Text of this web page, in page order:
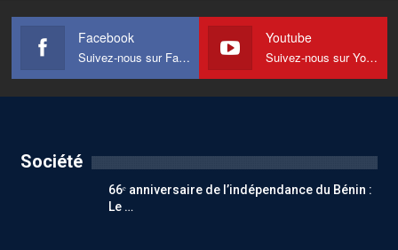
Facebook
Suivez-nous sur Facebook
Youtube
Suivez-nous sur Youtube
Société
66ᵉ anniversaire de l’indépendance du Bénin :
Le …